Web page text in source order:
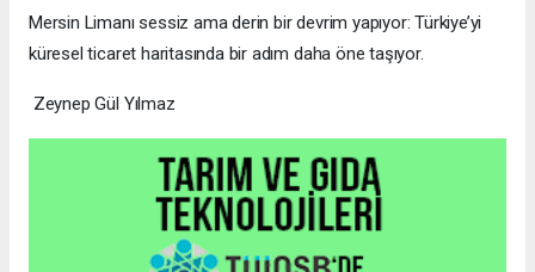
Mersin Limanı sessiz ama derin bir devrim yapıyor: Türkiye’yi
küresel ticaret haritasında bir adım daha öne taşıyor.
Zeynep Gül Yılmaz